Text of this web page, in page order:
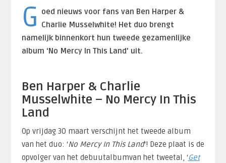
G
oed nieuws voor fans van Ben Harper &
Charlie Musselwhite! Het duo brengt
namelijk binnenkort hun tweede gezamenlijke
album ‘No Mercy In This Land’ uit.
Ben Harper & Charlie
Musselwhite – No Mercy In This
Land
Op vrijdag 30 maart verschijnt het tweede album
van het duo: ‘No Mercy In This Land‘! Deze plaat is de
opvolger van het debuutalbumvan het tweetal, ‘Get